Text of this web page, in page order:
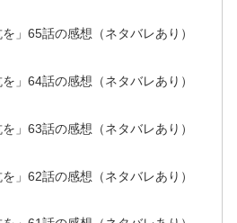
を」65話の感想（ネタバレあり）
を」64話の感想（ネタバレあり）
を」63話の感想（ネタバレあり）
を」62話の感想（ネタバレあり）